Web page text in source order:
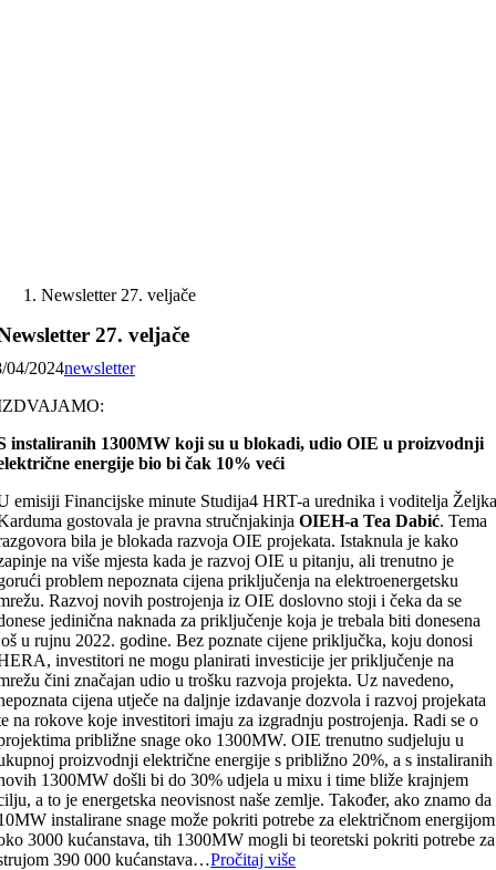
Newsletter 27. veljače
27. veljače
04/2024newsletter
instaliranih 1300MW koji su u blokadi, udio OIE u proizvodnji
energije bio bi čak 10% veći
emisiji Financijske minute Studija4 HRT-a urednika i voditelja
gostovala je pravna stručnjakinjaOIEH-a Tea Dabić. Tema
bila je blokada razvoja OIE projekata. Istaknula je kako
na više mjesta kada je razvoj OIE u pitanju, ali trenutno je
problem nepoznata cijena priključenja na elektroenergetsku
Razvoj novih postrojenja iz OIE doslovno stoji i čeka da se
jedinična naknada za priključenje koja je trebala biti donesena
u rujnu 2022. godine. Bez poznate cijene priključka, koju donosi
investitori ne mogu planirati investicije jer priključenje na
čini značajan udio u trošku razvoja projekta. Uz navedeno,
cijena utječe na daljnje izdavanje dozvola i razvoj projekata
na rokove koje investitori imaju za izgradnju postrojenja. Radi se o
približne snage oko 1300MW. OIE trenutno sudjeluju u
proizvodnji električne energije s približno 20%, a s instaliranih
1300MW došli bi do 30% udjela u mixu i time bliže krajnjem
a to je energetska neovisnost naše zemlje. Također, ako znamo da
instalirane snage može pokriti potrebe za električnom energijom
3000 kućanstava, tih 1300MW mogli bi teoretski pokriti potrebe za
390 000 kućanstava…Pročitaj više